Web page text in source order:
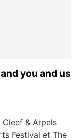
Cleef & Arpels
Festival et The